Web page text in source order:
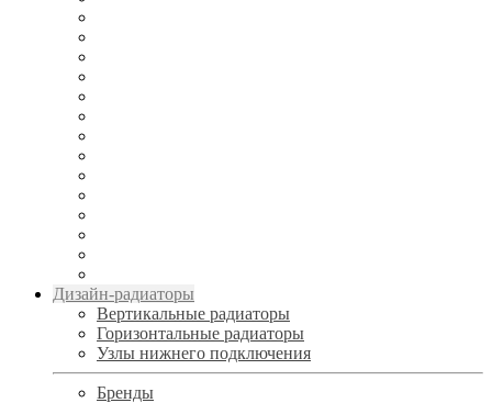
Дизайн-радиаторы
Вертикальные радиаторы
Горизонтальные радиаторы
Узлы нижнего подключения
Бренды